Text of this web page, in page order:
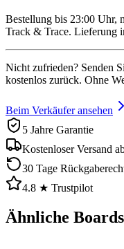
Bestellung bis 23:00 Uhr,
Track & Trace. Lieferung
Nicht zufrieden? Senden
kostenlos zurück. Ohne
Beim Verkäufer ansehen
5 Jahre Garantie
Kostenloser Versand
30 Tage
4.8 ★ Trustpilot
Ähnliche